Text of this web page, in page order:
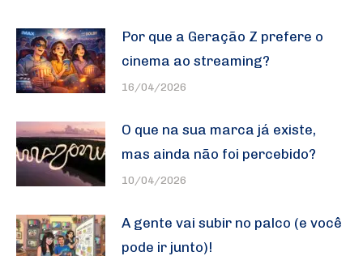
Por que a Geração Z prefere o
cinema ao streaming?
16/04/2026
O que na sua marca já existe,
mas ainda não foi percebido?
10/04/2026
A gente vai subir no palco (e você
pode ir junto)!